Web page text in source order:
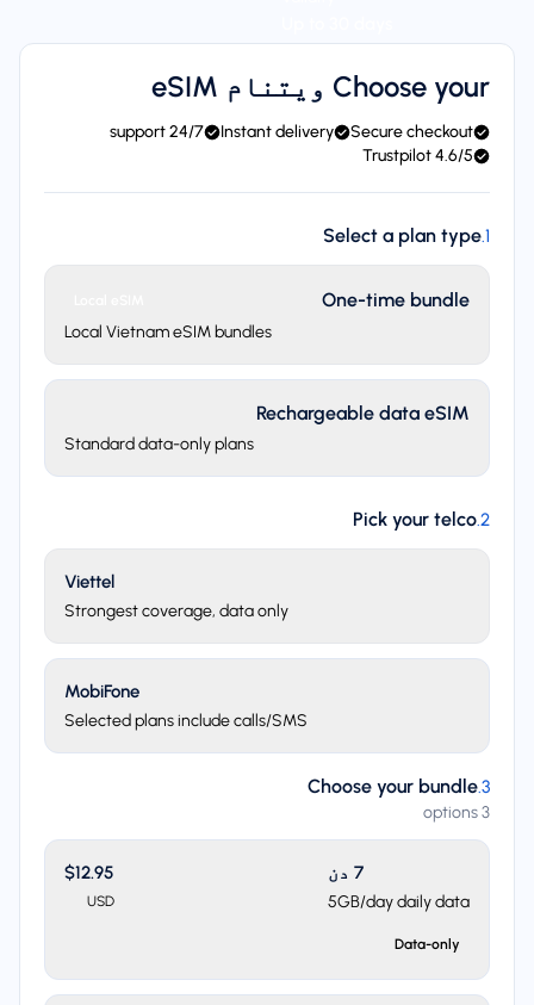
Choose your ویتنام eSIM
Secure checkout
Instant delivery
24/7 support
4.6/5 Trustpilot
1
.
Select a plan type
One-time bundle
Local Vietnam eSIM bundles
Rechargeable data eSIM
Standard data-only plans
2
.
Pick your telco
Viettel
Strongest coverage, data only
MobiFone
Selected plans include calls/SMS
3
.
Choose your bundle
3 options
7 دن
5GB/day daily data
$12.95
USD
Data-only